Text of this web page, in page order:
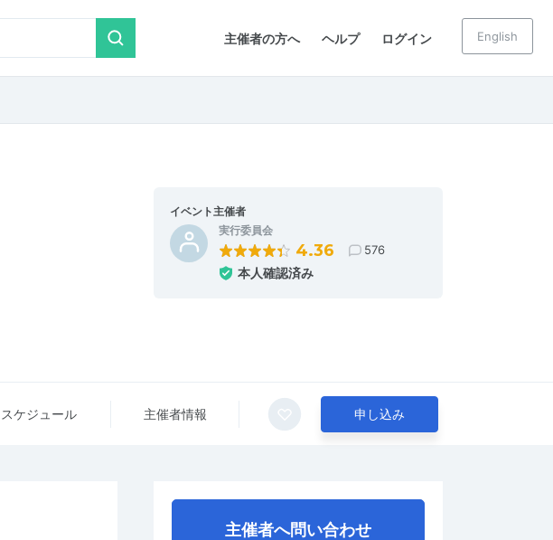
主催者の方へ ヘルプ ログイン English
イベント主催者
実行委員会
4.36 576
本人確認済み
スケジュール 主催者情報 申し込み
主催者へ問い合わせ